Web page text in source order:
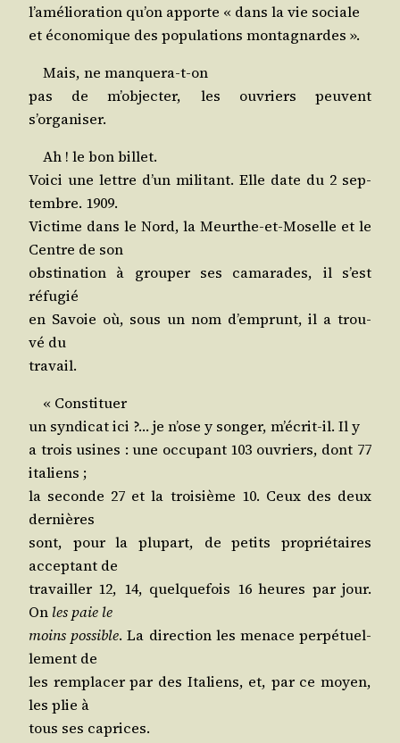
l’a­mé­lio­ra­tion qu’on apporte « dans la vie sociale
et éco­no­mique des popu­la­tions montagnardes ».
Mais, ne manquera-t-on
pas de m’ob­jec­ter, les ouvriers peuvent
s’organiser.
Ah ! le bon billet.
Voi­ci une lettre d’un mili­tant. Elle date du 2 sep­
tembre. 1909.
Vic­time dans le Nord, la Meurthe-et-Moselle et le
Centre de son
obs­ti­na­tion à grou­per ses cama­rades, il s’est
réfugié
en Savoie où, sous un nom d’emprunt, il a trou­
vé du
travail.
« Constituer
un syn­di­cat ici ?… je n’ose y son­ger, m’é­crit-il. Il y
a trois usines : une occu­pant 103 ouvriers, dont 77
italiens ;
la seconde 27 et la troi­sième 10. Ceux des deux
dernières
sont, pour la plu­part, de petits pro­prié­taires
accep­tant de
tra­vailler 12, 14, quel­que­fois 16 heures par jour.
On les paie le
moins pos­sible. La direc­tion les menace per­pé­tuel­
le­ment de
les rem­pla­cer par des Ita­liens, et, par ce moyen,
les plie à
tous ses caprices.